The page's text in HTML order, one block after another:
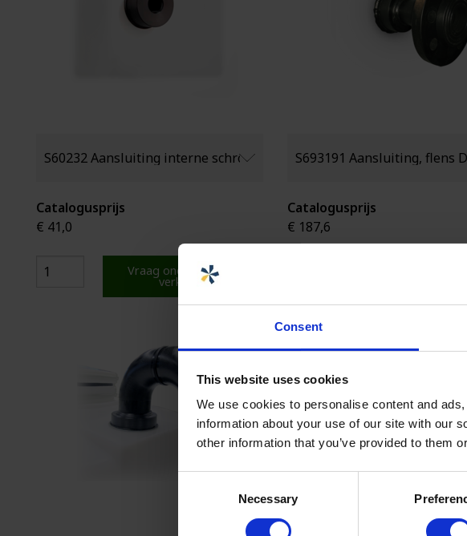
Consent
This website uses cookies
We use cookies to personalise content and
information about your use of our site with our
other information that you’ve provided to them
Necessary
Catalogusprijs
€ 41,0
Vraag onderstaande
verkoper
Catalogusprijs
€ 187,6